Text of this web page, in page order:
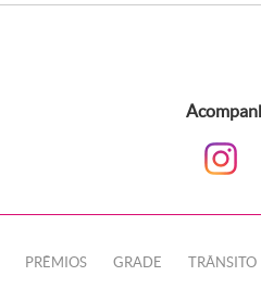
PRÊMIOS GRADE TRÂNSITO